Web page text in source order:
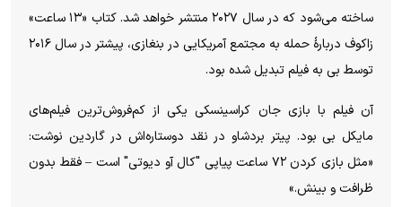
ساخته می‌شود که در سال ۲۰۲۷ منتشر خواهد شد. کتاب «۱۳ ساعت»
زاکوف دربارهٔ حمله به مجتمع آمریکایی در بنغازی، پیشتر در سال ۲۰۱۶
توسط بی به فیلم تبدیل شده بود.
آن فیلم با بازی جان کراسینسکی یکی از کم‌فروش‌ترین فیلم‌های
مایکل بی بود. پیتر بردشاو در نقد دوستاره‌اش در گاردین نوشت:
«مثل بازی کردن ۷۲ ساعت پیاپی "کال آو دیوتی" است – فقط بدون
ظرافت و بینش.»